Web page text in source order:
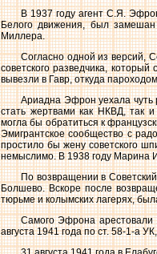
В 1937 году агент С.Я.
Белого движения, был
Миллера.
Согласно одной из версий,
советского разведчика,
вывезли в Гавр, откуда
Ариадна Эфрон уехала
стать жертвами как НКВД, так и
могла бы обратиться к
Эмигрантское сообщество с
простило бы жену советского
немыслимо. В 1938 году Марина
По возвращении в
Болшево. Вскоре после
тюрьме и колымских лагерях,
Самого Эфрона
августа 1941 года по ст. 58-1-а